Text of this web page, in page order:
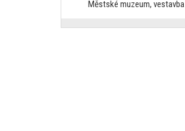
Městské muzeum, vestavba